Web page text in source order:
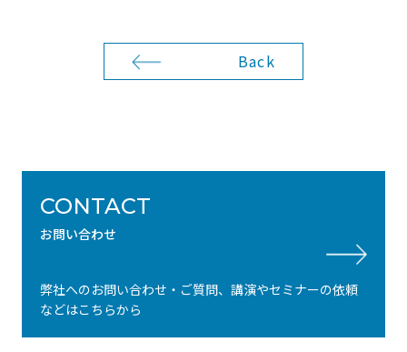
Back
CONTACT
お問い合わせ
弊社へのお問い合わせ・ご質問、講演やセミナーの依頼
などはこちらから